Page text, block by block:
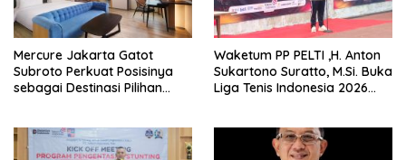
Mercure Jakarta Gatot
Subroto Perkuat Posisinya
sebagai Destinasi Pilihan
Jakarta Selatan
Waketum PP PELTI ,H. Anton
Sukartono Suratto, M.Si. Buka
Liga Tenis Indonesia 2026